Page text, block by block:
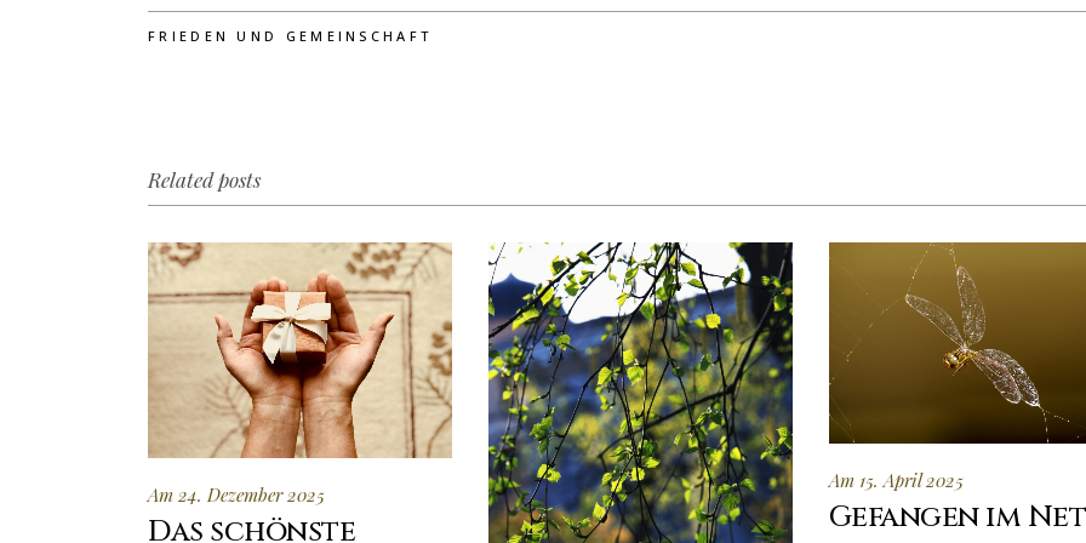
FRIEDEN UND GEMEINSCHAFT
Related posts
Am 24. Dezember 2025
Das schönste
Am 15. April 2025
Gefangen im